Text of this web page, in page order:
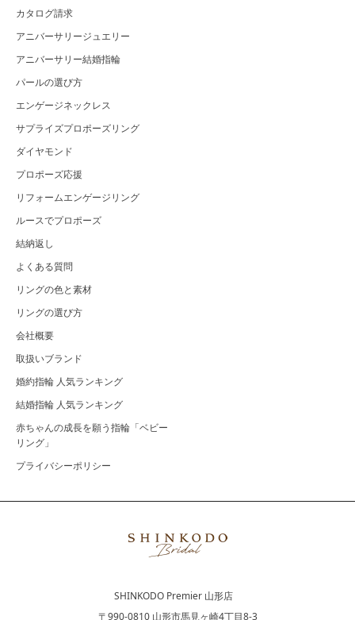
カタログ請求
アニバーサリージュエリー
アニバーサリー結婚指輪
パールの選び方
エンゲージネックレス
サプライズプロポーズリング
ダイヤモンド
プロポーズ応援
リフォームエンゲージリング
ルースでプロポーズ
結納返し
よくある質問
リングの色と素材
リングの選び方
会社概要
取扱いブランド
婚約指輪 人気ランキング
結婚指輪 人気ランキング
赤ちゃんの成長を願う指輪「ベビー
リング」
プライバシーポリシー
SHINKODO Premier 山形店
〒990-0810 山形市馬見ヶ崎4丁目8-3